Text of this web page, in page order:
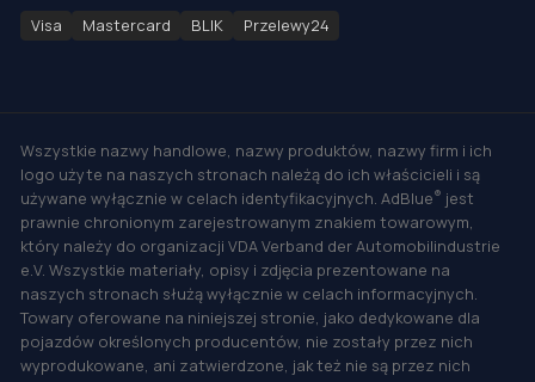
Visa Mastercard BLIK Przelewy24
Wszystkie nazwy handlowe, nazwy produktów, nazwy firm i ich
logo użyte na naszych stronach należą do ich właścicieli i są
używane wyłącznie w celach identyfikacyjnych. AdBlue® jest
prawnie chronionym zarejestrowanym znakiem towarowym,
który należy do organizacji VDA Verband der Automobilindustrie
e.V. Wszystkie materiały, opisy i zdjęcia prezentowane na
naszych stronach służą wyłącznie w celach informacyjnych.
Towary oferowane na niniejszej stronie, jako dedykowane dla
pojazdów określonych producentów, nie zostały przez nich
wyprodukowane, ani zatwierdzone, jak też nie są przez nich